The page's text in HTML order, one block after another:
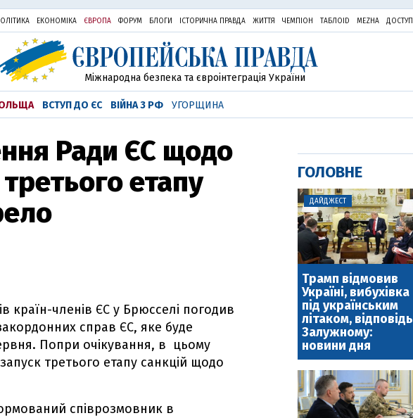
ЕКОНОМІКА ЄВРОПА ФОРУМ БЛОГИ ІСТОРИЧНА ПРАВДА ЖИТТЯ ЧЕМПІОН ТАБЛОID MEZHA ДОСТУП
Міжнародна безпека та євроінтеграція України
ВСТУП ДО ЄС ВІЙНА З РФ УГОРЩИНА
Ради ЄС щодо
етапу
країн-членів ЄС у Брюсселі погодив
справ ЄС, яке буде
Попри очікування, в цьому
третього етапу санкцій щодо
співрозмовник в
ГОЛОВНЕ
ДАЙДЖЕСТ
Трамп відмовив
Україні, вибухівка
під українським
літаком, відповідь
Залужному:
новини дня